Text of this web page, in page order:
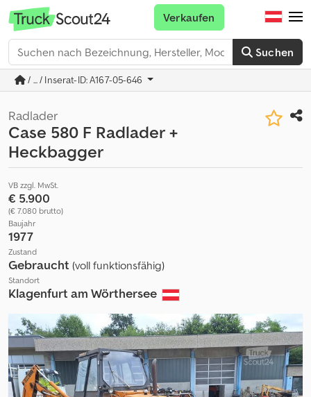
Suchen
Verkaufen
/ ... / Inserat-ID: A167-05-646
Radlader
Case 580 F Radlader +
Heckbagger
VB zzgl. MwSt.
€ 5.900
(€ 7.080 brutto)
Baujahr
1977
Zustand
Gebraucht (voll funktionsfähig)
Standort
Klagenfurt am Wörthersee